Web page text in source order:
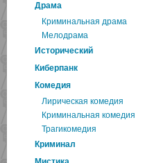
Драма
Криминальная драма
Мелодрама
Исторический
Киберпанк
Комедия
Лирическая комедия
Криминальная комедия
Трагикомедия
Криминал